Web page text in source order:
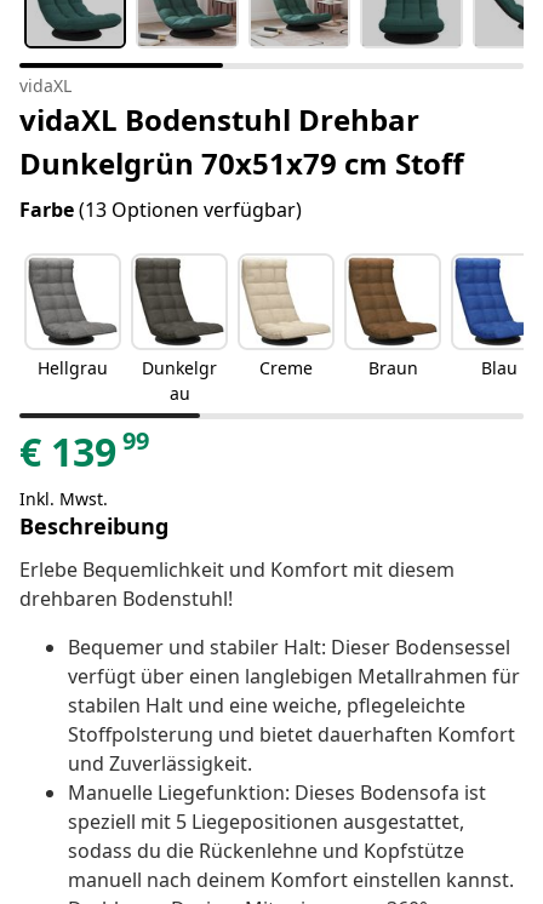
vidaXL
vidaXL Bodenstuhl Drehbar
Dunkelgrün 70x51x79 cm Stoff
Farbe(13 Optionen verfügbar)
Hellgrau
Dunkelgr
au
Creme Braun Blau
€ 13999
Inkl. Mwst.
Beschreibung
Erlebe Bequemlichkeit und Komfort mit diesem
drehbaren Bodenstuhl!
Bequemer und stabiler Halt: Dieser Bodensessel
verfügt über einen langlebigen Metallrahmen für
stabilen Halt und eine weiche, pflegeleichte
Stoffpolsterung und bietet dauerhaften Komfort
und Zuverlässigkeit.
Manuelle Liegefunktion: Dieses Bodensofa ist
speziell mit 5 Liegepositionen ausgestattet,
sodass du die Rückenlehne und Kopfstütze
manuell nach deinem Komfort einstellen kannst.